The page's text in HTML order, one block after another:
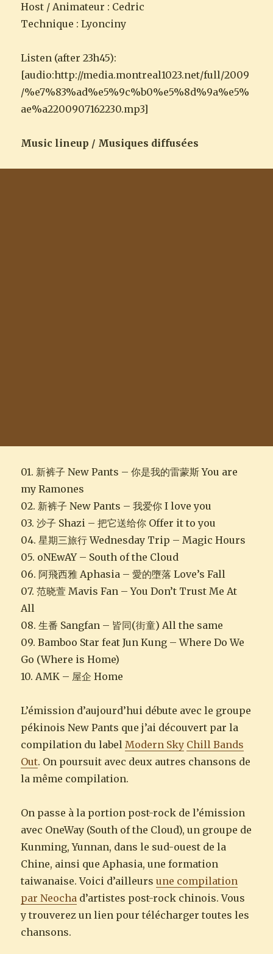
Host / Animateur : Cedric
Technique : Lyonciny
Listen (after 23h45):
[audio:http://media.montreal1023.net/full/2009
/%e7%83%ad%e5%9c%b0%e5%8d%9a%e5%
ae%a2200907162230.mp3]
Music lineup / Musiques diffusées
01. 新裤子 New Pants – 你是我的雷蒙斯 You are
my Ramones
02. 新裤子 New Pants – 我爱你 I love you
03. 沙子 Shazi – 把它送给你 Offer it to you
04. 星期三旅行 Wednesday Trip – Magic Hours
05. oNEwAY – South of the Cloud
06. 阿飛西雅 Aphasia – 愛的墮落 Love’s Fall
07. 范晓萱 Mavis Fan – You Don’t Trust Me At
All
08. 生番 Sangfan – 皆同(街童) All the same
09. Bamboo Star feat Jun Kung – Where Do We
Go (Where is Home)
10. AMK – 屋企 Home
L’émission d’aujourd’hui débute avec le groupe
pékinois New Pants que j’ai découvert par la
compilation du labelModern Sky Chill Bands
Out. On poursuit avec deux autres chansons de
la même compilation.
On passe à la portion post-rock de l’émission
avec OneWay (South of the Cloud), un groupe de
Kunming, Yunnan, dans le sud-ouest de la
Chine, ainsi que Aphasia, une formation
taiwanaise. Voici d’ailleursune compilation
par Neocha d’artistes post-rock chinois. Vous
y trouverez un lien pour télécharger toutes les
chansons.